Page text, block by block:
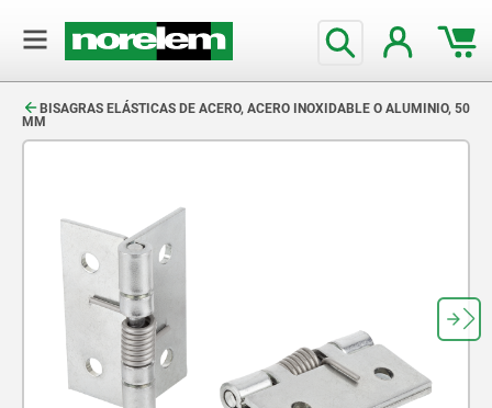
BISAGRAS ELÁSTICAS DE ACERO, ACERO INOXIDABLE O ALUMINIO, 50
MM